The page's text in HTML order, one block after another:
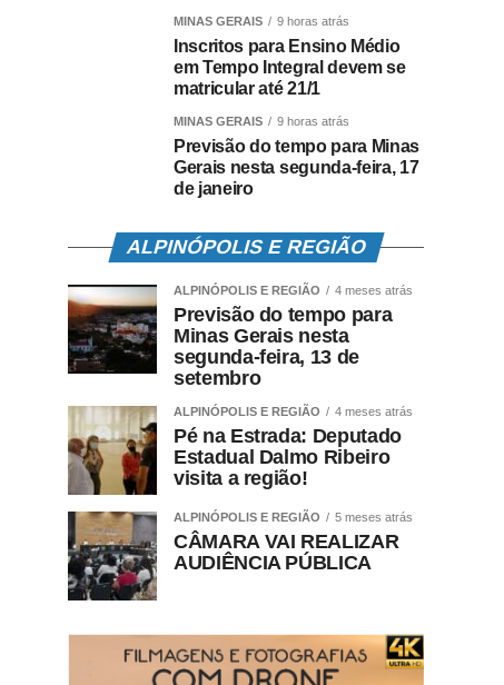
MINAS GERAIS 9 horas atrás
Inscritos para Ensino Médio
em Tempo Integral devem se
matricular até 21/1
MINAS GERAIS 9 horas atrás
Previsão do tempo para Minas
Gerais nesta segunda-feira, 17
de janeiro
ALPINÓPOLIS E REGIÃO
ALPINÓPOLIS E REGIÃO 4 meses atrás
Previsão do tempo para
Minas Gerais nesta
segunda-feira, 13 de
setembro
ALPINÓPOLIS E REGIÃO 4 meses atrás
Pé na Estrada: Deputado
Estadual Dalmo Ribeiro
visita a região!
ALPINÓPOLIS E REGIÃO 5 meses atrás
CÂMARA VAI REALIZAR
AUDIÊNCIA PÚBLICA